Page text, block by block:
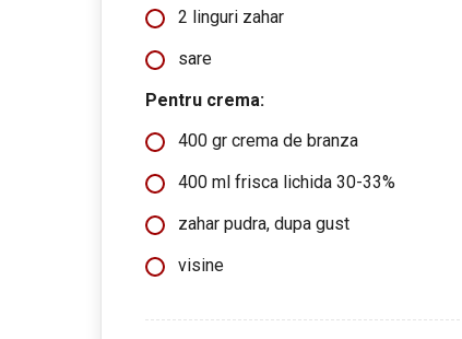
2 linguri zahar
sare
Pentru crema:
400 gr crema de branza
400 ml frisca lichida 30-33%
zahar pudra, dupa gust
visine